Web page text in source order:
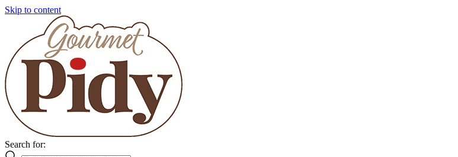
Skip to content
Search for: